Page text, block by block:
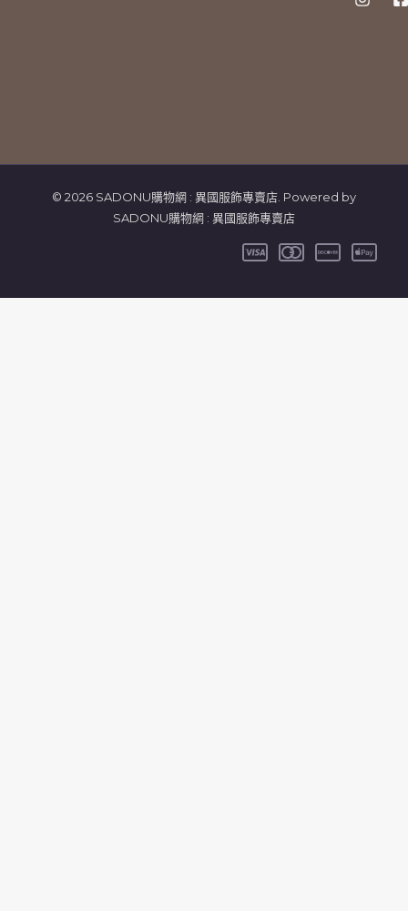
© 2026 SADONU購物網 : 異國服飾專賣店. Powered by
SADONU購物網 : 異國服飾專賣店